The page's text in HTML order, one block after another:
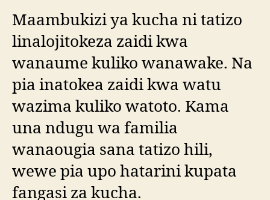
Maambukizi ya kucha ni tatizo
linalojitokeza zaidi kwa
wanaume kuliko wanawake. Na
pia inatokea zaidi kwa watu
wazima kuliko watoto. Kama
una ndugu wa familia
wanaougia sana tatizo hili,
wewe pia upo hatarini kupata
fangasi za kucha.